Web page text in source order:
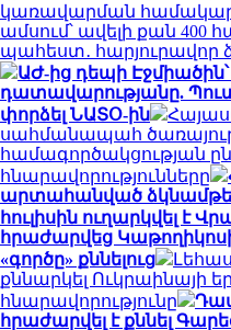
կառավարման
ամսում՝ ավելի քան 400
պահեստ․ հարյուրավոր
ԱԺ-ից դեպի
դատավարությանը.
փորձել ՆԱՏՕ-ին
սահմանապահ
համագործակցության
հնարավորությունները
արտահանված
հուլիսին ուղարկվել է
հրաժարվեց
«գործը» քննելուց
քննարկել Ուկրաինայի
հնարավորությունը
հրաժարվել է քննել